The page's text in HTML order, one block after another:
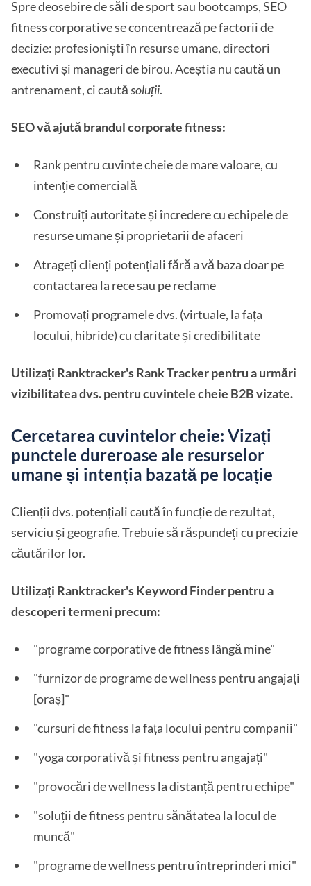
Spre deosebire de săli de sport sau bootcamps, SEO
fitness corporative se concentrează pe factorii de
decizie: profesioniști în resurse umane, directori
executivi și manageri de birou. Aceștia nu caută un
antrenament, ci cautăsoluții.
SEO vă ajută brandul corporate fitness:
Rank pentru cuvinte cheie de mare valoare, cu
intenție comercială
Construiți autoritate și încredere cu echipele de
resurse umane și proprietarii de afaceri
Atrageți clienți potențiali fără a vă baza doar pe
contactarea la rece sau pe reclame
Promovați programele dvs. (virtuale, la fața
locului, hibride) cu claritate și credibilitate
Utilizați Ranktracker's Rank Tracker pentru a urmări
vizibilitatea dvs. pentru cuvintele cheie B2B vizate.
Cercetarea cuvintelor cheie: Vizați
punctele dureroase ale resurselor
umane și intenția bazată pe locație
Clienții dvs. potențiali caută în funcție de rezultat,
serviciu și geografie. Trebuie să răspundeți cu precizie
căutărilor lor.
Utilizați Ranktracker's Keyword Finder pentru a
descoperi termeni precum:
"programe corporative de fitness lângă mine"
"furnizor de programe de wellness pentru angajați
[oraș]"
"cursuri de fitness la fața locului pentru companii"
"yoga corporativă și fitness pentru angajați"
"provocări de wellness la distanță pentru echipe"
"soluții de fitness pentru sănătatea la locul de
muncă"
"programe de wellness pentru întreprinderi mici"